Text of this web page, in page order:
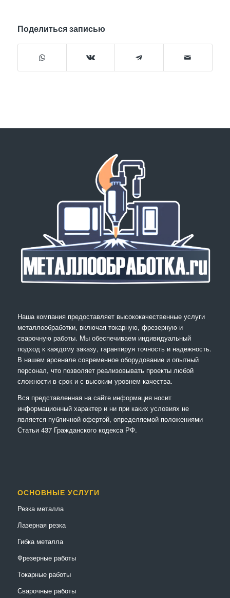
Поделиться записью
Наша компания предоставляет высококачественные услуги
металлообработки, включая токарную, фрезерную и
сварочную работы. Мы обеспечиваем индивидуальный
подход к каждому заказу, гарантируя точность и надежность.
В нашем арсенале современное оборудование и опытный
персонал, что позволяет реализовывать проекты любой
сложности в срок и с высоким уровнем качества.
Вся представленная на сайте информация носит
информационный характер и ни при каких условиях не
является публичной офертой, определяемой положениями
Статьи 437 Гражданского кодекса РФ.
ОСНОВНЫЕ УСЛУГИ
Резка металла
Лазерная резка
Гибка металла
Фрезерные работы
Токарные работы
Сварочные работы